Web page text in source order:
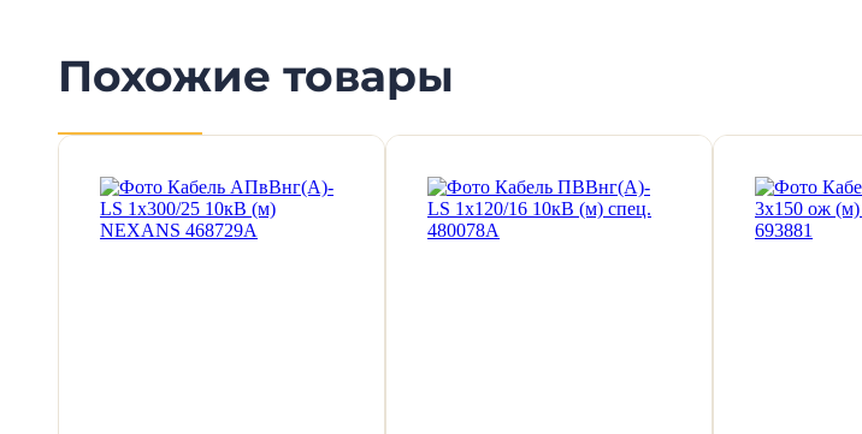
Похожие товары